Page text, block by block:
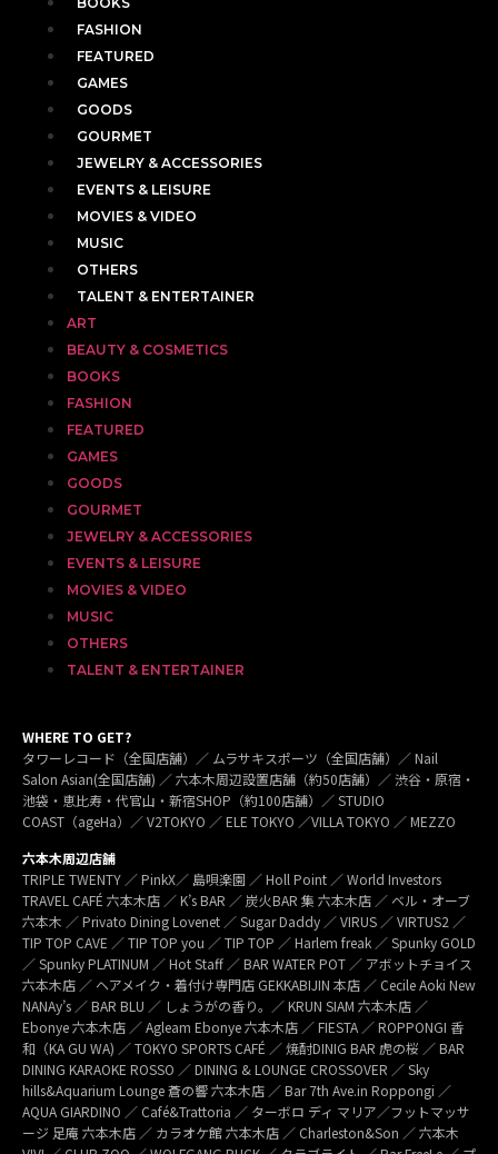
FASHION
FEATURED
GAMES
GOODS
GOURMET
JEWELRY & ACCESSORIES
EVENTS & LEISURE
MOVIES & VIDEO
MUSIC
OTHERS
TALENT & ENTERTAINER
ART
BEAUTY & COSMETICS
BOOKS
FASHION
FEATURED
GAMES
GOODS
GOURMET
JEWELRY & ACCESSORIES
EVENTS & LEISURE
MOVIES & VIDEO
MUSIC
OTHERS
TALENT & ENTERTAINER
WHERE TO GET?
タワーレコード（全国店舗）／ ムラサキスポーツ（全国店舗）／ Nail
Salon Asian(全国店舗) ／ 六本木周辺設置店舗（約50店舗）／ 渋谷・原宿・
池袋・恵比寿・代官山・新宿SHOP（約100店舗）／ STUDIO
COAST（ageHa）／ V2TOKYO ／ ELE TOKYO ／VILLA TOKYO ／ MEZZO
六本木周辺店舗
TRIPLE TWENTY ／ PinkX／ 島唄楽園 ／ Holl Point ／ World Investors
TRAVEL CAFÉ 六本木店 ／ K’s BAR ／ 炭火BAR 集 六本木店 ／ ベル・オーブ
六本木 ／ Privato Dining Lovenet ／ Sugar Daddy ／ VIRUS ／ VIRTUS2 ／
TIP TOP CAVE ／ TIP TOP you ／ TIP TOP ／ Harlem freak ／ Spunky GOLD
／ Spunky PLATINUM ／ Hot Staff ／ BAR WATER POT ／ アボットチョイス
六本木店 ／ ヘアメイク・着付け専門店 GEKKABIJIN 本店 ／ Cecile Aoki New
NANAy’s ／ BAR BLU ／ しょうがの香り。／ KRUN SIAM 六本木店 ／
Ebonye 六本木店 ／ Agleam Ebonye 六本木店 ／ FIESTA ／ ROPPONGI 香
和（KA GU WA) ／ TOKYO SPORTS CAFÉ ／ 焼酎DINIG BAR 虎の桜 ／ BAR
DINING KARAOKE ROSSO ／ DINING & LOUNGE CROSSOVER ／ Sky
hills&Aquarium Lounge 蒼の響 六本木店 ／ Bar 7th Ave.in Roppongi ／
AQUA GIARDINO ／ Café&Trattoria ／ ターボロ ディ マリア／フットマッサ
ージ 足庵 六本木店 ／ カラオケ館 六本木店 ／ Charleston&Son ／ 六本木